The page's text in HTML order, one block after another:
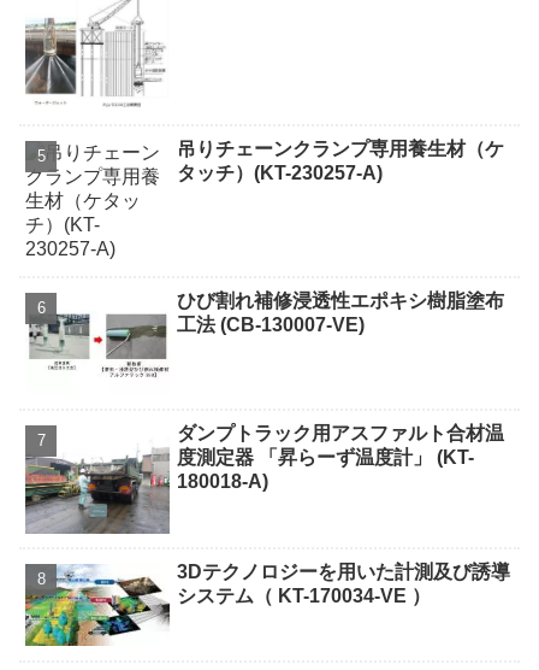
吊りチェーンクランプ専用養生材（ケ
タッチ）(KT-230257-A)
ひび割れ補修浸透性エポキシ樹脂塗布
工法 (CB-130007-VE)
ダンプトラック用アスファルト合材温
度測定器 「昇らーず温度計」 (KT-
180018-A)
3Dテクノロジーを用いた計測及び誘導
システム（ KT-170034-VE ）